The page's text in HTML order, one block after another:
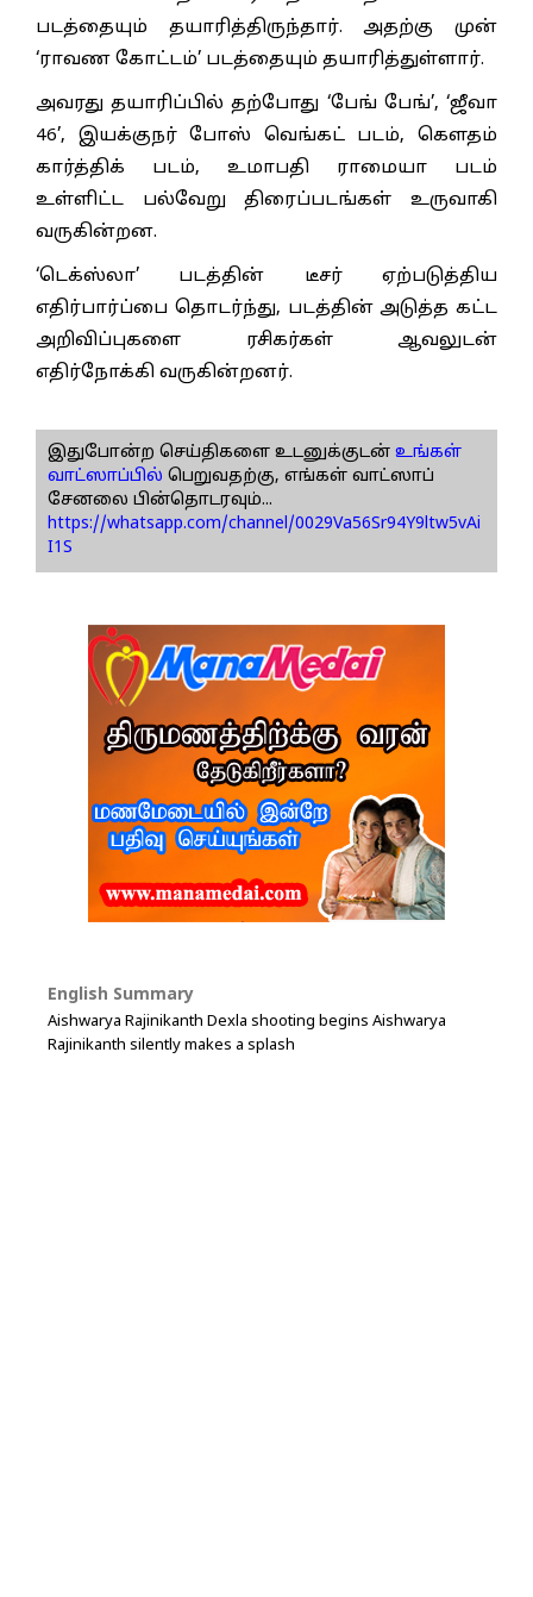
படத்தையும் தயாரித்திருந்தார். அதற்கு முன்
‘ராவண கோட்டம்’ படத்தையும் தயாரித்துள்ளார்.
அவரது தயாரிப்பில் தற்போது ‘பேங் பேங்’, ‘ஜீவா
46’, இயக்குநர் போஸ் வெங்கட் படம், கௌதம்
கார்த்திக் படம், உமாபதி ராமையா படம்
உள்ளிட்ட பல்வேறு திரைப்படங்கள் உருவாகி
வருகின்றன.
‘டெக்ஸ்லா’ படத்தின் டீசர் ஏற்படுத்திய
எதிர்பார்ப்பை தொடர்ந்து, படத்தின் அடுத்த கட்ட
அறிவிப்புகளை ரசிகர்கள் ஆவலுடன்
எதிர்நோக்கி வருகின்றனர்.
இதுபோன்ற செய்திகளை உடனுக்குடன் உங்கள்
வாட்ஸாப்பில் பெறுவதற்கு, எங்கள் வாட்ஸாப்
சேனலை பின்தொடரவும்...
https://whatsapp.com/channel/0029Va56Sr94Y9ltw5vAi
I1S
English Summary
Aishwarya Rajinikanth Dexla shooting begins Aishwarya
Rajinikanth silently makes a splash